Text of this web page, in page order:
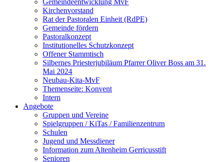
Gemeindeentwicklung MvF
Kirchenvorstand
Rat der Pastoralen Einheit (RdPE)
Gemeinde fördern
Pastoralkonzept
Institutionelles Schutzkonzept
Offener Stammtisch
Silbernes Priesterjubiläum Pfarrer Oliver Boss am 31.
Mai 2024
Neubau-Kita-MvF
Themenseite: Konvent
Intern
Angebote
Gruppen und Vereine
Spielgruppen / KiTas / Familienzentrum
Schulen
Jugend und Messdiener
Information zum Altenheim Gerricusstift
Senioren